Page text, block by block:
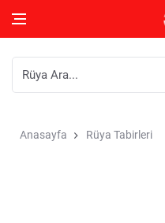
Anasayfa Rüya Tabirleri